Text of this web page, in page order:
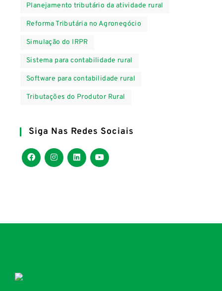
Planejamento tributário da atividade rural
Reforma Tributária no Agronegócio
Simulação do IRPR
Sistema para contabilidade rural
Software para contabilidade rural
Tributações do Produtor Rural
Siga Nas Redes Sociais